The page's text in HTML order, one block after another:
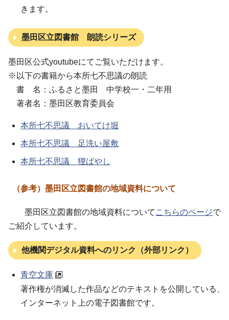
きます。
墨田区立図書館 朗読シリーズ
墨田区公式youtubeにてご覧いただけます。
※以下の書籍から本所七不思議の朗読
書 名：ふるさと墨田 中学校一・二年用
著者名：墨田区教育委員会
本所七不思議 おいてけ堀
本所七不思議 足洗い屋敷
本所七不思議 狸ばやし
（参考）墨田区立図書館の地域資料について
墨田区立図書館の地域資料について こちらのページで
ご紹介しています。
他機関デジタル資料へのリンク（外部リンク）
青空文庫
著作権が消滅した作品などのテキストを公開している、
インターネット上の電子図書館です。